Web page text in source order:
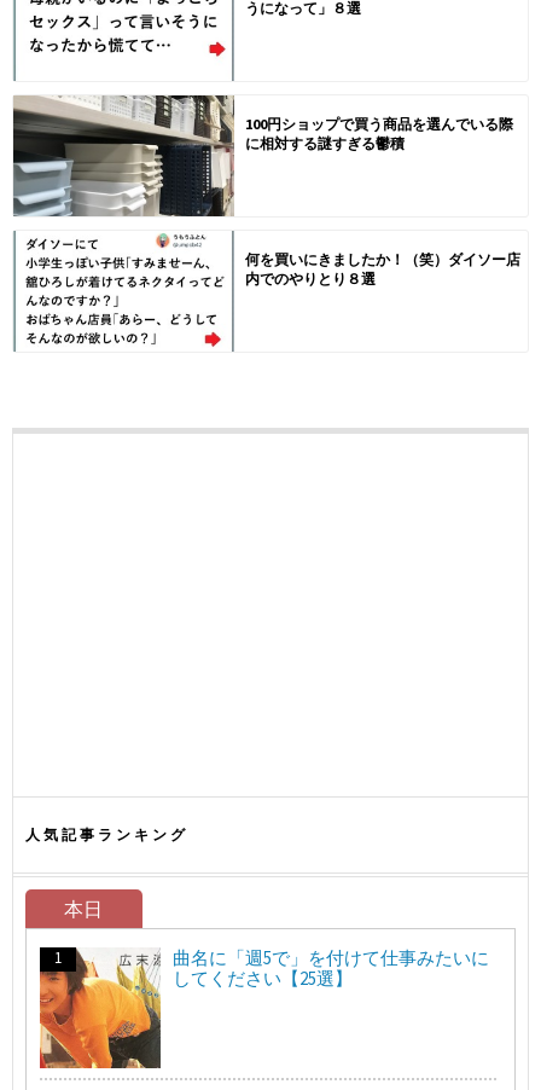
うになって」８選
100円ショップで買う商品を選んでいる際
に相対する謎すぎる鬱積
何を買いにきましたか！（笑）ダイソー店
内でのやりとり８選
人気記事ランキング
本日
曲名に「週5で」を付けて仕事みたいに
してください【25選】